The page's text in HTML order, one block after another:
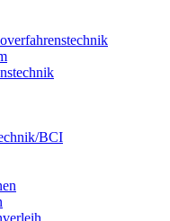
BCI